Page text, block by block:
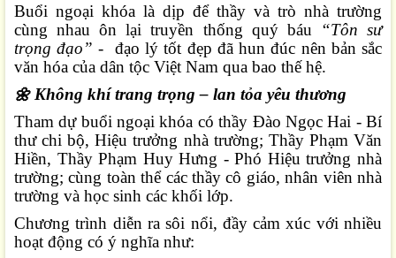
Buổi ngoại khóa là dịp để thầy và trò nhà trường
cùng nhau ôn lại truyền thống quý báu
“Tôn sư
trọng đạo” - đạo lý tốt đẹp đã hun đúc nên bản sắc
văn hóa của dân tộc Việt Nam qua bao thế hệ.
🌼 Không khí trang trọng – lan tỏa yêu thương
Tham dự buổi ngoại khóa có thầy Đào Ngọc Hai - Bí
thư chi bộ, Hiệu trưởng nhà trường; Thầy Phạm Văn
Hiền, Thầy Phạm Huy Hưng - Phó Hiệu trưởng nhà
trường; cùng toàn thể các thầy cô giáo, nhân viên nhà
trường và học sinh các khối lớp.
Chương trình diễn ra sôi nổi, đầy cảm xúc với nhiều
hoạt động có ý nghĩa như: